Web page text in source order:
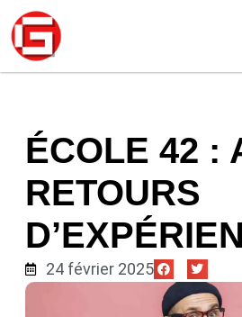
ÉCOLE 42 :
RETOURS
24 février 2025